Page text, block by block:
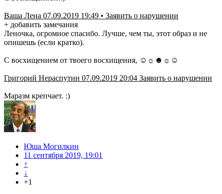
Ваша Лена 07.09.2019 19:49 • Заявить о нарушении
+ добавить замечания
Леночка, огромное спасибо. Лучше, чем ты, этот образ и не
опишешь (если кратко).
С восхищением от твоего восхищения, ☺☼☻☼☺
Григорий Нераспутин 07.09.2019 20:04 Заявить о нарушении
Маразм крепчает. :)
Юша Могилкин
11 сентября 2019, 19:01
↑
↓
+1